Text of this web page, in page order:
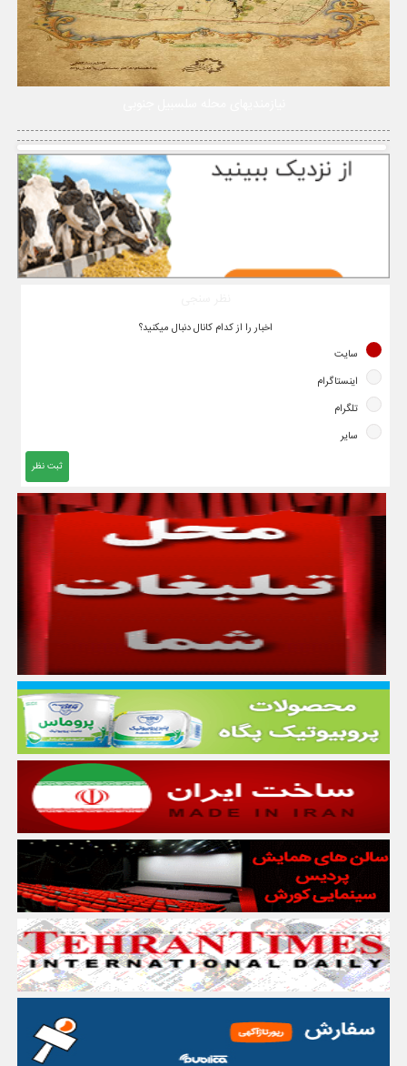
اخبار را از کدام کانال دنبال میکنید؟
سایت
اینستاگرام
تلگرام
سایر
ثبت نظر